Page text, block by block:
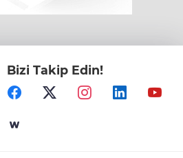
Bizi Takip Edin!